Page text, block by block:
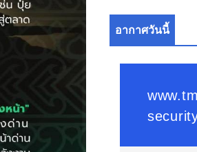
อากาศวันนี้